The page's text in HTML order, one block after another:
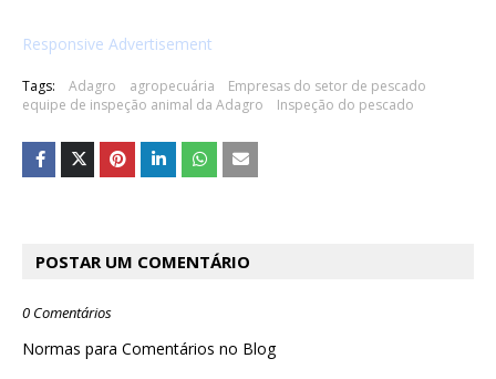
Responsive Advertisement
Tags: Adagro agropecuária
Empresas do setor de pescado
equipe de inspeção animal da Adagro
Inspeção do pescado
POSTAR UM COMENTÁRIO
0 Comentários
Normas para Comentários no Blog